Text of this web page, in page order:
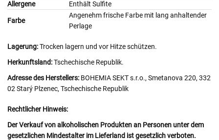
Allergene
Enthält Sulfite
Farbe
Angenehm frische Farbe mit lang anhaltender
Perlage
Lagerung:Trocken lagern und vor Hitze schützen.
Herkunftsland:Tschechische Republik.
Adresse des Herstellers: BOHEMIA SEKT s.r.o., Smetanova 220, 332
02 Starý Plzenec, Tschechische Republik
Rechtlicher Hinweis:
Der Verkauf von alkoholischen Produkten an Personen unter dem
gesetzlichen Mindestalter im Lieferland ist gesetzlich verboten.